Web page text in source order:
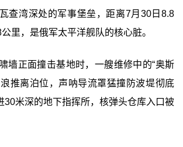
查湾深处的军事堡垒，距离7月30日8.8
里，是俄军太平洋舰队的核心脏。
墙正面撞击基地时，一艘维修中的“奥斯
推离泊位，声呐导流罩猛撞防波堤彻底
30米深的地下指挥所，核弹头仓库入口被